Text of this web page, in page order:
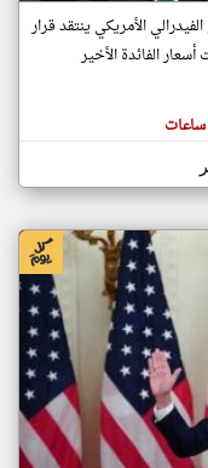
من البحرين
على مدار الساعة
العاجلة والمباشرة
الأمريكي ينتقد قرار
أسعار الفائدة الأخير